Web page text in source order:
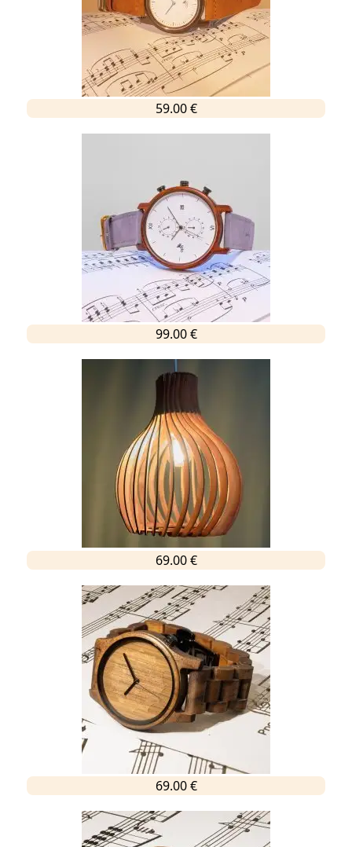
59.00 €
99.00 €
69.00 €
69.00 €